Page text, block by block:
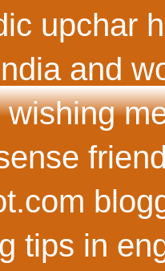
upchar
and
tips in